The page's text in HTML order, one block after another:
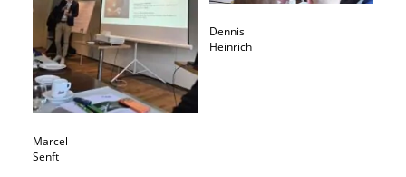
Marcel
Senft
Dennis
Heinrich